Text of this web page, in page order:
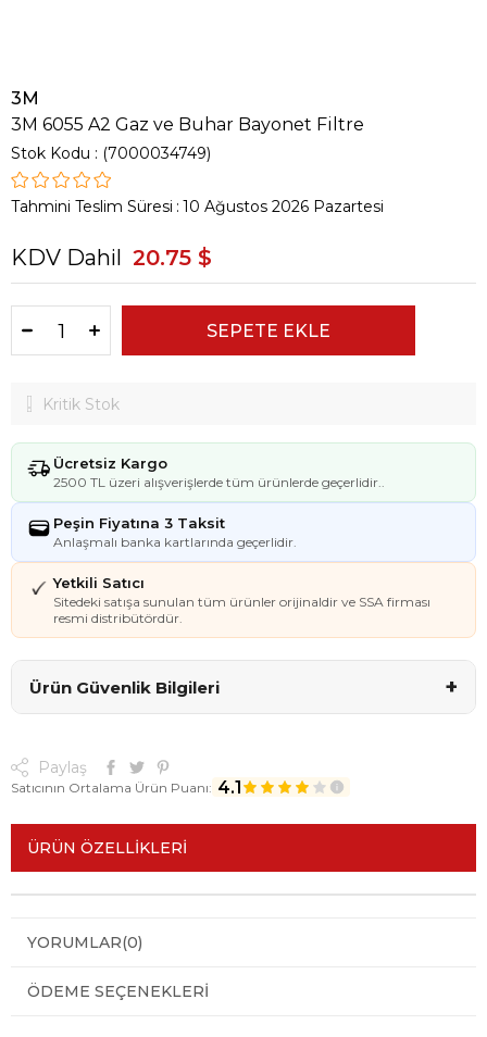
3M
3M 6055 A2 Gaz ve Buhar Bayonet Filtre
Stok Kodu (7000034749)
Tahmini Teslim Süresi : 10 Ağustos 2026 Pazartesi
KDV Dahil 20.75 $
Kritik Stok
Ücretsiz Kargo
2500 TL üzeri alışverişlerde tüm ürünlerde geçerlidir..
Peşin Fiyatına 3 Taksit
Anlaşmalı banka kartlarında geçerlidir.
Yetkili Satıcı
Sitedeki satışa sunulan tüm ürünler orijinaldir ve SSA firması
resmi distribütördür.
Ürün Güvenlik Bilgileri +
Paylaş
Satıcının Ortalama Ürün Puanı: 4.1
ÜRÜN ÖZELLIKLERI
YORUMLAR(0)
ÖDEME SEÇENEKLERI